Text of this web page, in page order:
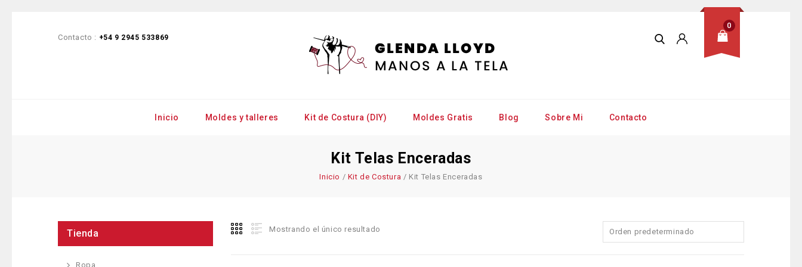
Contacto : +54 9 2945 533869
0
Inicio Moldes y talleres Kit de Costura (DIY) Moldes Gratis Blog Sobre Mi Contacto
Kit Telas Enceradas
Inicio / Kit de Costura / Kit Telas Enceradas
Mostrando el único resultado Orden predeterminado
Tienda
Ropa